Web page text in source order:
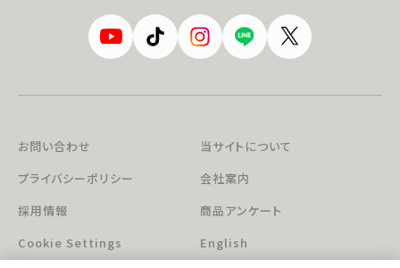
お問い合わせ
当サイトについて
プライバシーポリシー
会社案内
採用情報
商品アンケート
Cookie Settings
English